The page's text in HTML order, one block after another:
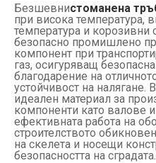
Безшевнистоманена
при висока температура,
температура и корозивни
безопасно промишлено
компонент при
газ, осигуряващ
благодарение на
устойчивост на
идеален материал за
компоненти като валове
ефективната работа на
строителството
на скелета и носещи
безопасността на сградата.